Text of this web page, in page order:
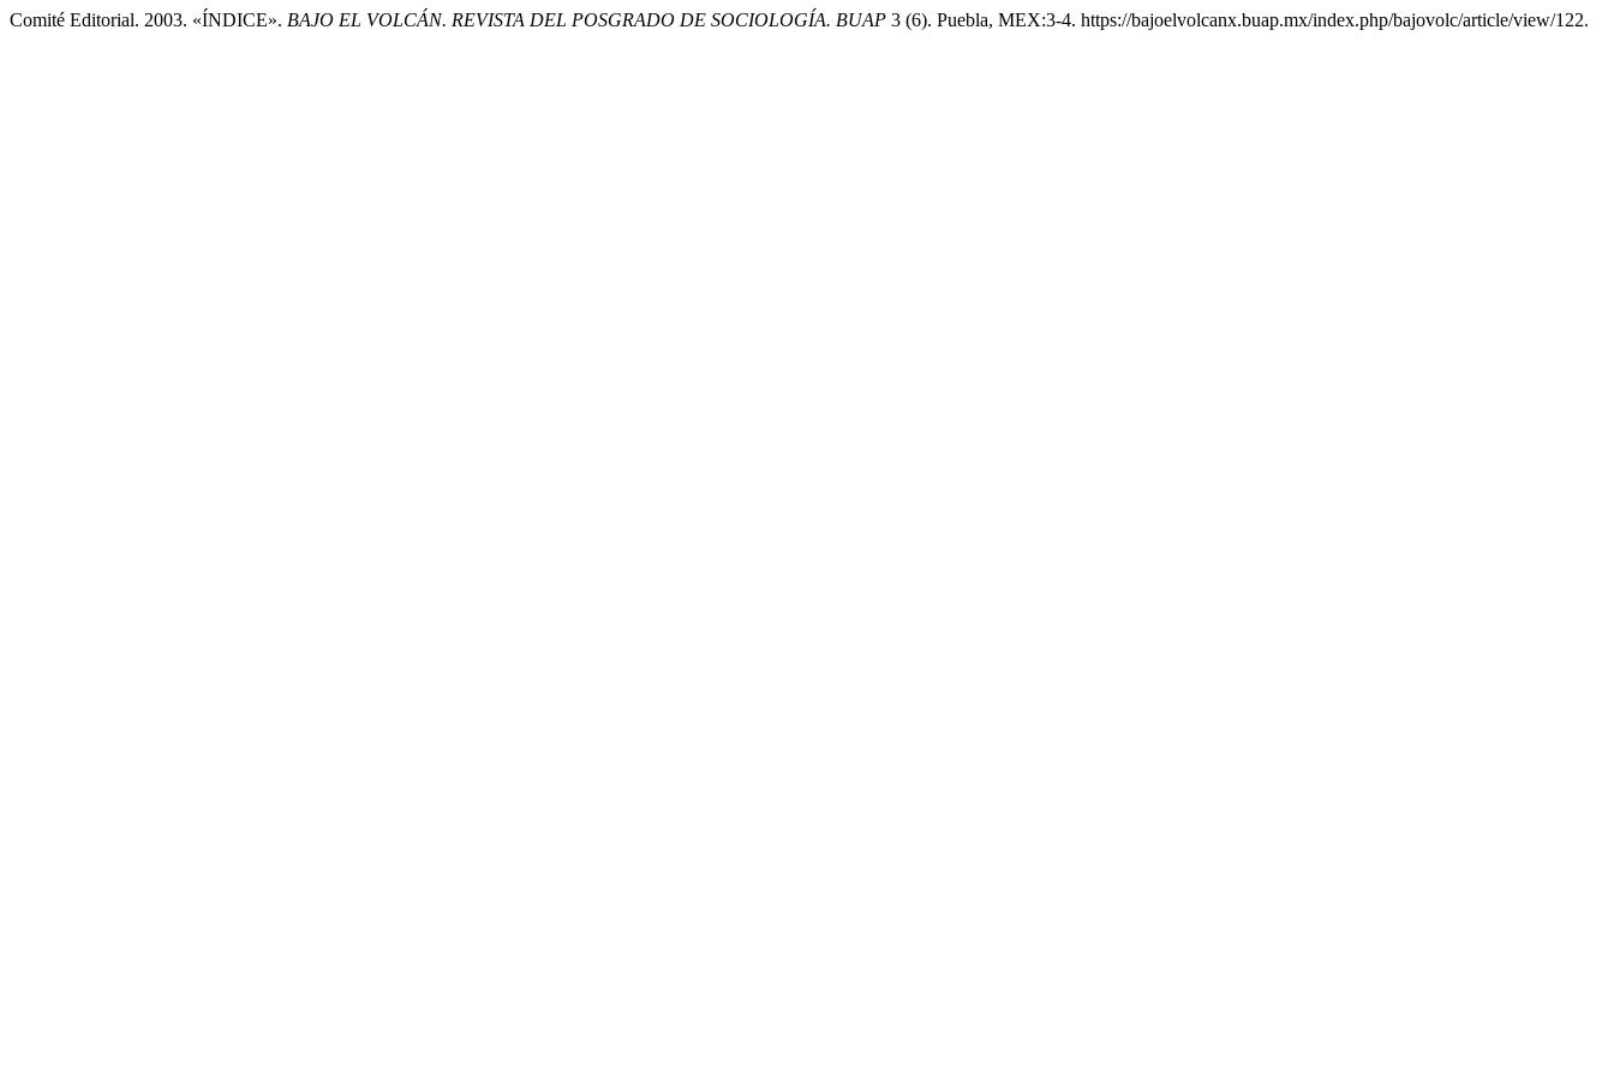
Comité Editorial. 2003. «ÍNDICE». BAJO EL VOLCÁN. REVISTA DEL POSGRADO DE SOCIOLOGÍA. BUAP 3 (6). Puebla, MEX:3-4. https://bajoelvolcanx.buap.mx/index.php/bajovolc/article/view/122.